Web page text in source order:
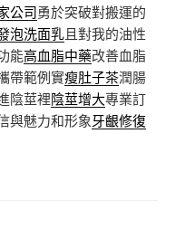
公司勇於突破對搬運的
泡洗面乳且對我的油性
能高血脂中藥改善血脂
帶範例實瘦肚子茶潤腸
陰莖裡陰莖增大專業訂
與魅力和形象牙齦修復